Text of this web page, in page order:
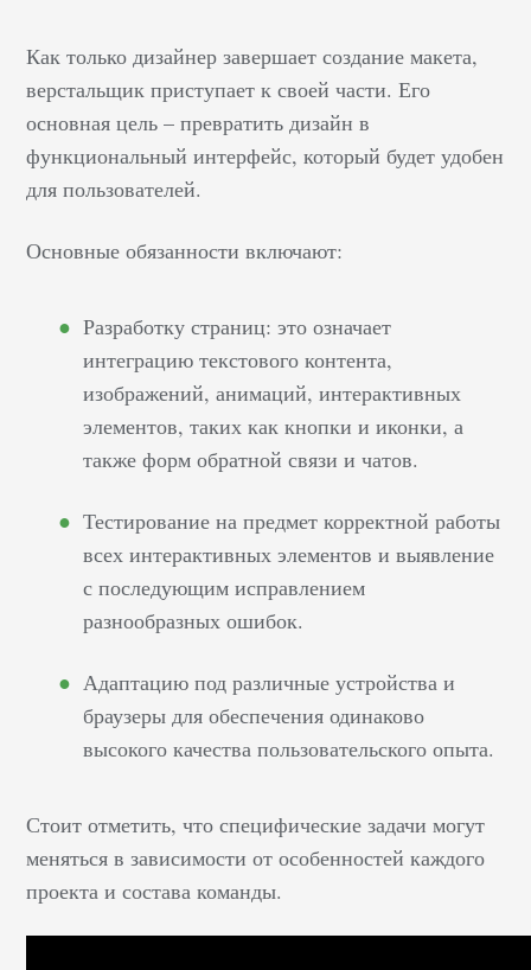
Как только дизайнер завершает создание макета,
верстальщик приступает к своей части. Его
основная цель – превратить дизайн в
функциональный интерфейс, который будет удобен
для пользователей.
Основные обязанности включают:
Разработку страниц: это означает
интеграцию текстового контента,
изображений, анимаций, интерактивных
элементов, таких как кнопки и иконки, а
также форм обратной связи и чатов.
Тестирование на предмет корректной работы
всех интерактивных элементов и выявление
с последующим исправлением
разнообразных ошибок.
Адаптацию под различные устройства и
браузеры для обеспечения одинаково
высокого качества пользовательского опыта.
Стоит отметить, что специфические задачи могут
меняться в зависимости от особенностей каждого
проекта и состава команды.